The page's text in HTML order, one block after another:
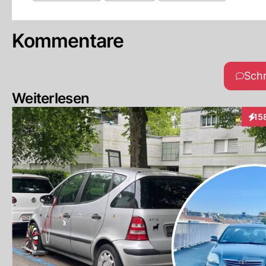
Kommentare
Weiterlesen